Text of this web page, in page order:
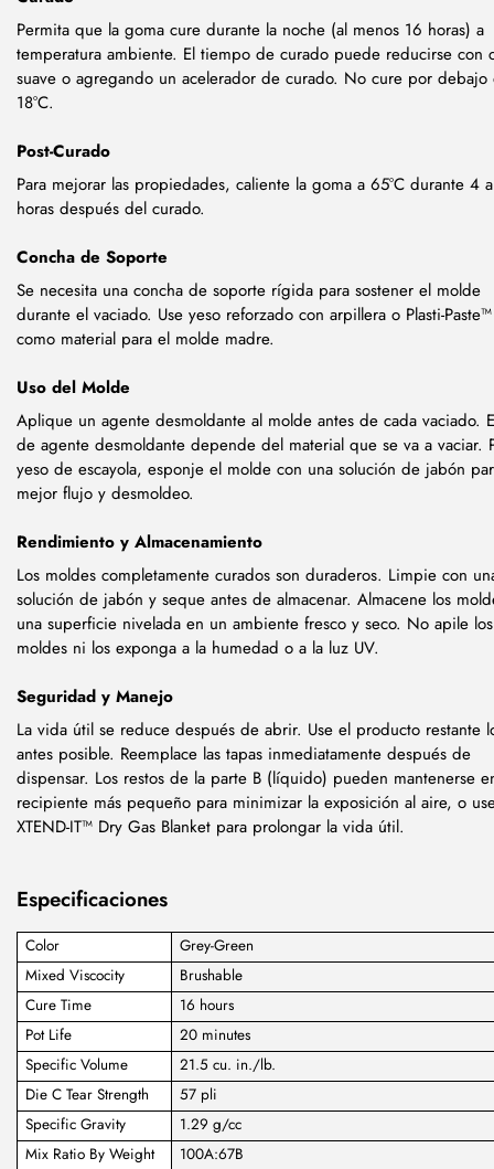
Permita que la goma cure durante la noche (al menos 16 horas) a
temperatura ambiente. El tiempo de curado puede reducirse con
suave o agregando un acelerador de curado. No cure por debajo
18°C.
Post-Curado
Para mejorar las propiedades, caliente la goma a 65°C durante 4
horas después del curado.
Concha de Soporte
Se necesita una concha de soporte rígida para sostener el molde
durante el vaciado. Use yeso reforzado con arpillera o Plasti-Paste™
como material para el molde madre.
Uso del Molde
Aplique un agente desmoldante al molde antes de cada vaciado.
de agente desmoldante depende del material que se va a vaciar.
yeso de escayola, esponje el molde con una solución de jabón
mejor flujo y desmoldeo.
Rendimiento y Almacenamiento
Los moldes completamente curados son duraderos. Limpie con
solución de jabón y seque antes de almacenar. Almacene los
una superficie nivelada en un ambiente fresco y seco. No apile los
moldes ni los exponga a la humedad o a la luz UV.
Seguridad y Manejo
La vida útil se reduce después de abrir. Use el producto restante
antes posible. Reemplace las tapas inmediatamente después de
dispensar. Los restos de la parte B (líquido) pueden mantenerse
recipiente más pequeño para minimizar la exposición al aire, o
XTEND-IT™ Dry Gas Blanket para prolongar la vida útil.
Especificaciones
Color
Grey-Green
Mixed Viscocity
Brushable
Cure Time
16 hours
Pot Life
20 minutes
Specific Volume
21.5 cu. in./lb.
Die C Tear Strength
57 pli
Specific Gravity
1.29 g/cc
Mix Ratio By Weight
100A:67B